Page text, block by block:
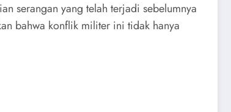
serangan yang telah terjadi sebelumnya
bahwa konflik militer ini tidak hanya